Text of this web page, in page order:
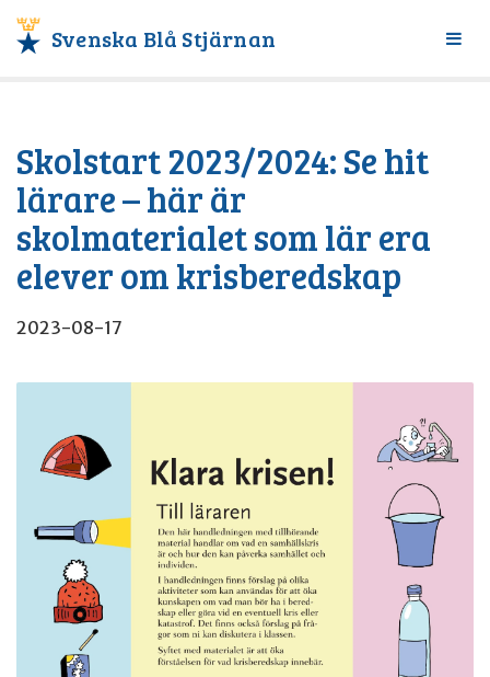
Svenska Blå Stjärnan
Växla
Skolstart 2023/2024: Se hit
lärare – här är
skolmaterialet som lär era
elever om krisberedskap
2023-08-17